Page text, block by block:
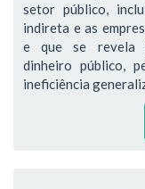
setor público,
indireta e as
e que se revela
dinheiro público,
ineficiência